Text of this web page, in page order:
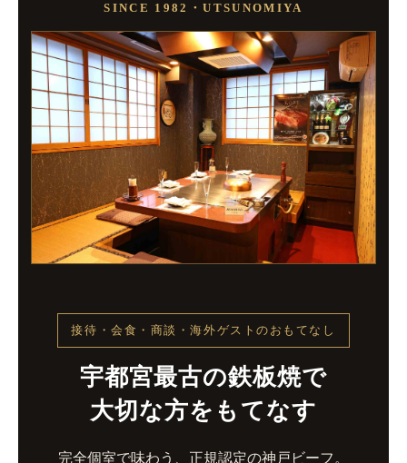
SINCE 1982・UTSUNOMIYA
接待・会食・商談・海外ゲストのおもてなし
宇都宮最古の鉄板焼で
大切な方をもてなす
完全個室で味わう、正規認定の神戸ビーフ。